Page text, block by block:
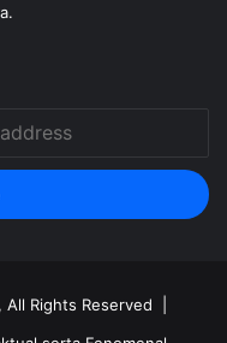
Rights Reserved |